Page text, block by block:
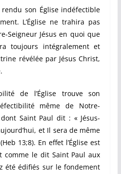
son Église indéfectible
L’Église ne trahira pas
Seigneur Jésus en quoi que
toujours intégralement et
révélée par Jésus Christ,
de l’Église trouve son
même de Notre-
Saint Paul dit : « Jésus-
et Il sera de même
13;8). En effet l’Église est
comme le dit Saint Paul aux
été édifiés sur le fondement